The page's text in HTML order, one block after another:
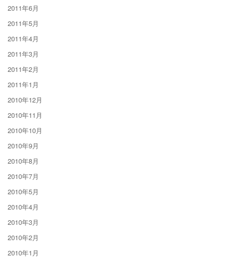
2011年6月
2011年5月
2011年4月
2011年3月
2011年2月
2011年1月
2010年12月
2010年11月
2010年10月
2010年9月
2010年8月
2010年7月
2010年5月
2010年4月
2010年3月
2010年2月
2010年1月